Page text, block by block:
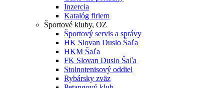
Inzercia
Katalóg firiem
Športové kluby, OZ
Športový servis a správy
HK Slovan Duslo Šaľa
HKM Šaľa
FK Slovan Duslo Šaľa
Stolnotenisový oddiel
Rybársky zväz